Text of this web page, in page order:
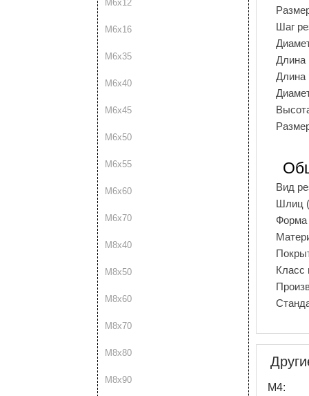
М6х12
М6х16
М6х35
М6х40
М6х45
М6х50
М6х55
М6х60
М6х70
М8х40
М8х50
М8х60
М8х70
М8х80
М8х90
Шаг
Длина
Длина
Вид
Шлиц
Форма
Класс
М4: